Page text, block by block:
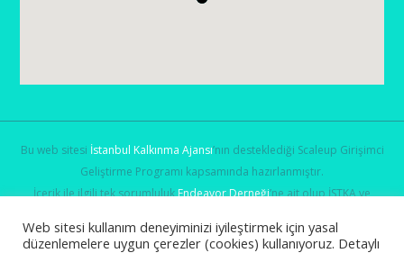
Bu web sitesi İstanbul Kalkınma Ajansı’nın desteklediği Scaleup Girişimci
Geliştirme Programı kapsamında hazırlanmıştır.
İçerik ile ilgili tek sorumlulukEndeavor Derneği’ne ait olup İSTKA ve
Web sitesi kullanım deneyiminizi iyileştirmek için yasal
düzenlemelere uygun çerezler (cookies) kullanıyoruz. Detaylı